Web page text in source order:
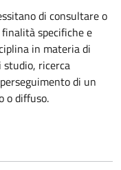
di consultare o
specifiche e
in materia di
ricerca
di un
o diffuso.